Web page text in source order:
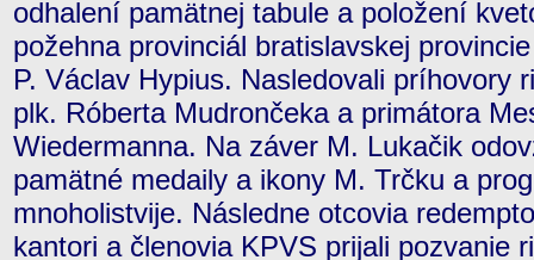
odhalení pamätnej tabule a položení
požehna provinciál bratislavskej
P. Václav Hypius. Nasledovali príhovory
plk. Róberta Mudrončeka a primátora
Wiedermanna. Na záver M. Lukačik
pamätné medaily a ikony M. Trčku a
mnoholistvije. Následne otcovia
kantori a členovia KPVS prijali pozvanie